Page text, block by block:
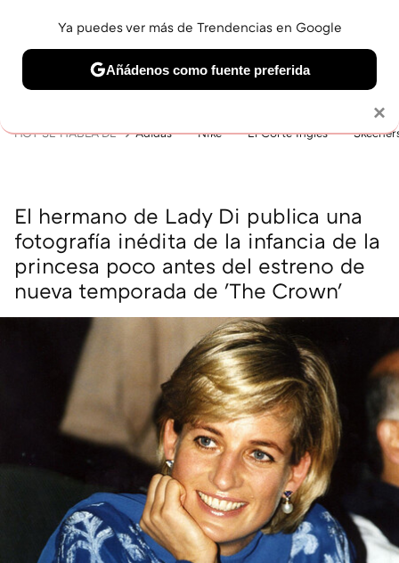
BELLEZA SHOPPING VIAJES GASTRO SNEAKERS
HOY SE HABLA DE Adidas Nike El Corte Inglés
El hermano de Lady Di publica una
fotografía inédita de la infancia de la
princesa poco antes del estreno de
nueva temporada de 'The Crown'
×
Ya puedes ver más de Trendencias en Google
Añádenos como fuente preferida